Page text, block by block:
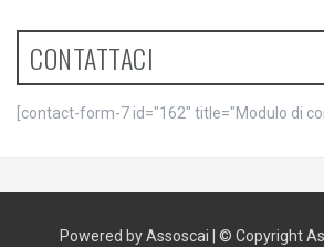
CONTATTACI
[contact-form-7 id="162" title="Modulo di
Powered by Assoscai © Copyright